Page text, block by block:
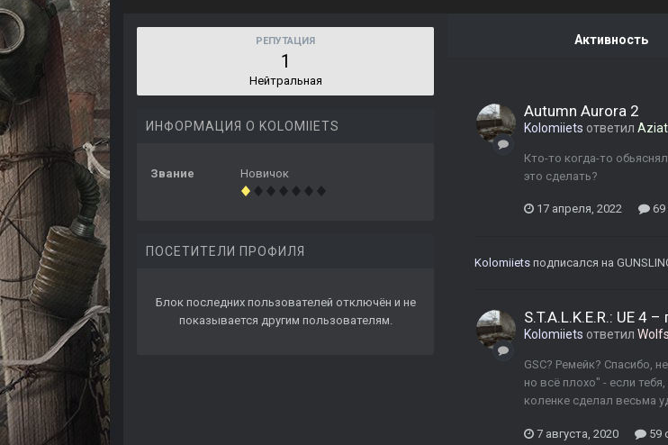
РЕПУТАЦИЯ
1
Нейтральная
ИНФОРМАЦИЯ О KOLOMIIETS
Звание Новичок
ПОСЕТИТЕЛИ ПРОФИЛЯ
Блок последних пользователей отключён и не
показывается другим пользователям.
Активность
Autumn Aurora 2
Kolomiiets ответил
Кто-то когда-то
это сделать?
17 апреля, 2022 69
Kolomiiets подписался на
S.T.A.L.K.E.R.: UE 4
Kolomiiets ответил
GSC? Ремейк? Спасибо,
но всё плохо" - если
коленке сделал весьма
7 августа, 2020 59